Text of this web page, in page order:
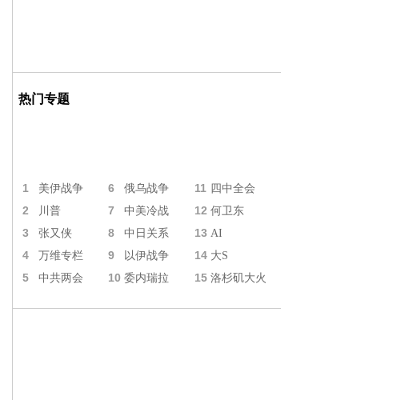
热门专题
1 美伊战争 6 俄乌战争 11 四中全会
2 川普 7 中美冷战 12 何卫东
3 张又侠 8 中日关系 13 AI
4 万维专栏 9 以伊战争 14 大S
5 中共两会 10 委内瑞拉 15 洛杉矶大火